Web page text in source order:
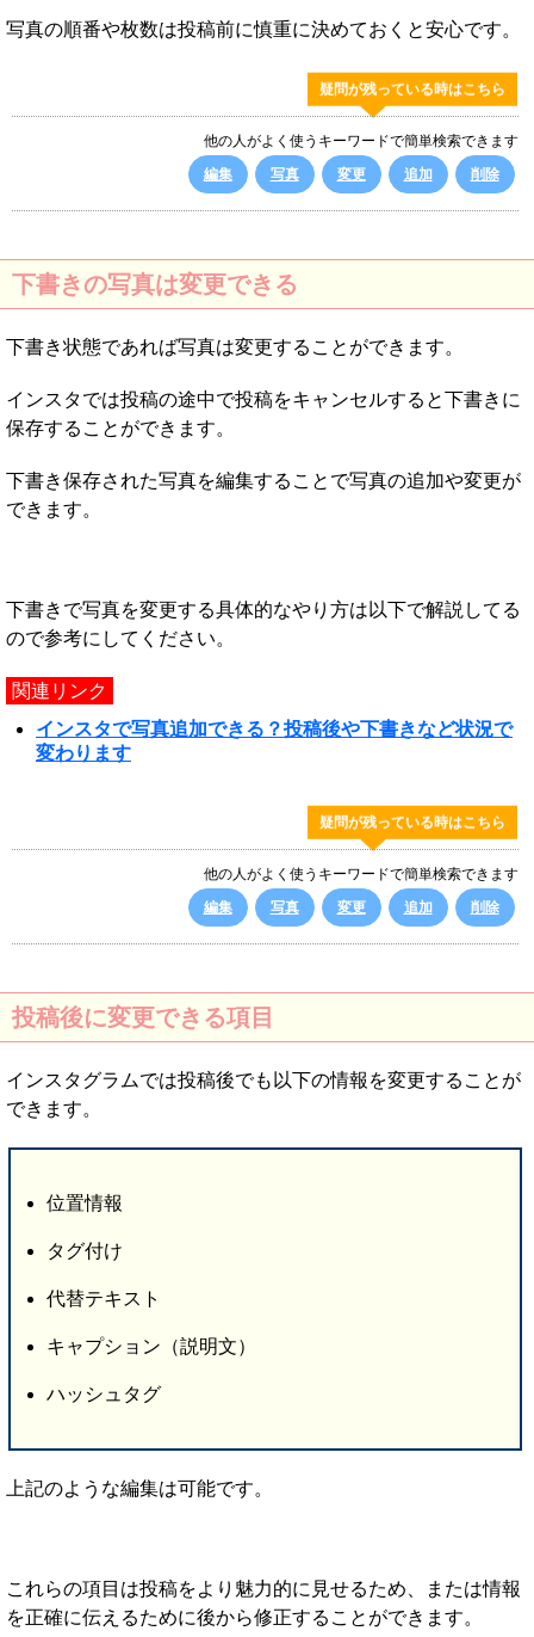
写真の順番や枚数は投稿前に慎重に決めておくと安心です。
疑問が残っている時はこちら
他の人がよく使うキーワードで簡単検索できます
編集
写真 変更 追加 削除
下書きの写真は変更できる
下書き状態であれば写真は変更することができます。
インスタでは投稿の途中で投稿をキャンセルすると下書きに
保存することができます。
下書き保存された写真を編集することで写真の追加や変更が
できます。
下書きで写真を変更する具体的なやり方は以下で解説してる
ので参考にしてください。
関連リンク
インスタで写真追加できる？投稿後や下書きなど状況で
変わります
疑問が残っている時はこちら
他の人がよく使うキーワードで簡単検索できます
編集
写真 変更 追加 削除
投稿後に変更できる項目
インスタグラムでは投稿後でも以下の情報を変更することが
できます。
位置情報
タグ付け
代替テキスト
キャプション（説明文）
ハッシュタグ
上記のような編集は可能です。
これらの項目は投稿をより魅力的に見せるため、または情報
を正確に伝えるために後から修正することができます。